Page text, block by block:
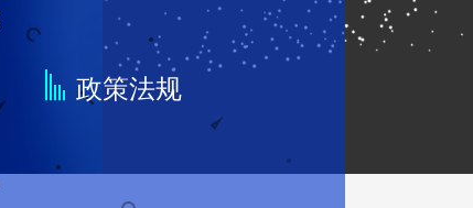
政策法规